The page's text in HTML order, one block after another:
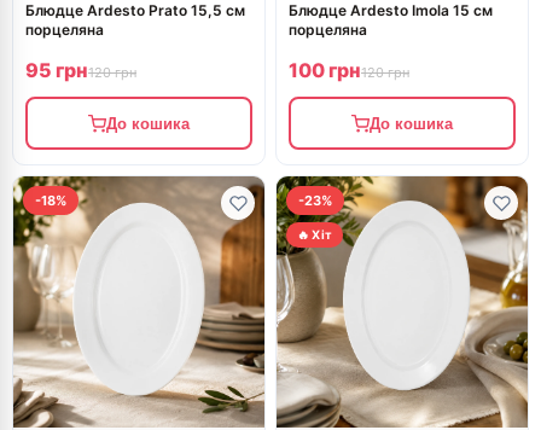
Блюдце Ardesto Prato 15,5 см
порцеляна
95 грн120 грн
До кошика
Блюдце Ardesto Imola 15 см
порцеляна
100 грн120 грн
До кошика
-18% -23%
🔥 Хіт